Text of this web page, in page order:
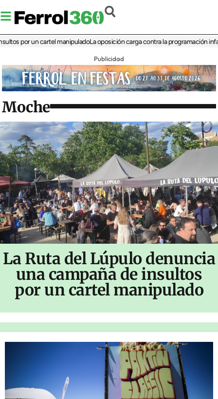
un cartel manipuladoLa oposición carga contra la programación infantil
Publicidad
Moche
La Ruta del Lúpulo denuncia
una campaña de insultos
por un cartel manipulado